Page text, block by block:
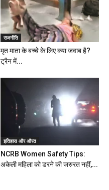
राजनीति
मृत माता के बच्चे के लिए क्या जवाब है?
ट्रैन में...
इतिहास और औरत
NCRB Women Safety Tips:
अकेली महिला को डरने की जरुरत नहीं,...